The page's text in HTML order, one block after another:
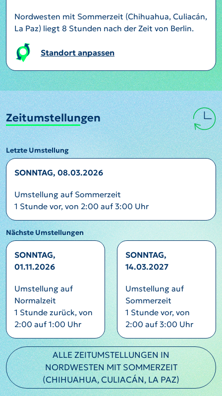
Nordwesten mit Sommerzeit (Chihuahua, Culiacán,
La Paz) liegt 8 Stunden nach der Zeit von Berlin.
Standort anpassen
Zeitumstellungen
Letzte Umstellung
SONNTAG, 08.03.2026
Umstellung auf Sommerzeit
1 Stunde vor, von 2:00 auf 3:00 Uhr
Nächste Umstellungen
SONNTAG,
01.11.2026
Umstellung auf
Normalzeit
1 Stunde zurück, von
2:00 auf 1:00 Uhr
SONNTAG,
14.03.2027
Umstellung auf
Sommerzeit
1 Stunde vor, von
2:00 auf 3:00 Uhr
ALLE ZEITUMSTELLUNGEN IN
NORDWESTEN MIT SOMMERZEIT
(CHIHUAHUA, CULIACÁN, LA PAZ)